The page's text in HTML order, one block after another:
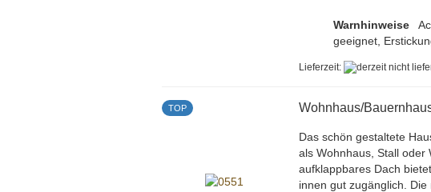
Warnhinweise
geeignet,
Lieferzeit:
TOP Wohnhaus/
Das schön gestaltete
als Wohnhaus, Stall oder
aufklappbares Dach
innen gut zugänglich.